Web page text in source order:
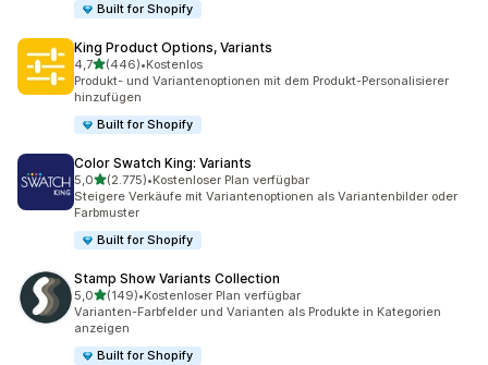
Built for Shopify
King Product Options, Variants
4,7von 5 Sternen
(446)
446 Rezensionen insgesamt
•Kostenlos
Produkt- und Variantenoptionen mit dem Produkt-Personalisierer
hinzufügen
Built for Shopify
Color Swatch King: Variants
5,0von 5 Sternen
(2.775)
2775 Rezensionen insgesamt
•Kostenloser Plan verfügbar
Steigere Verkäufe mit Variantenoptionen als Variantenbilder oder
Farbmuster
Built for Shopify
Stamp Show Variants Collection
5,0von 5 Sternen
(149)
149 Rezensionen insgesamt
•Kostenloser Plan verfügbar
Varianten-Farbfelder und Varianten als Produkte in Kategorien
anzeigen
Built for Shopify